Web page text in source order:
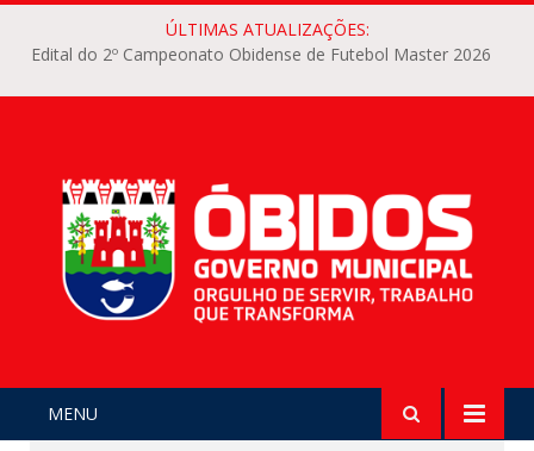
ÚLTIMAS ATUALIZAÇÕES:
Edital do 2º Campeonato Obidense de Futebol Master 2026
MENU